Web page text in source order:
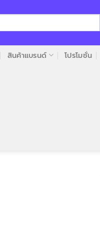
สินค้าแบรนด์ โปรโมชั่น